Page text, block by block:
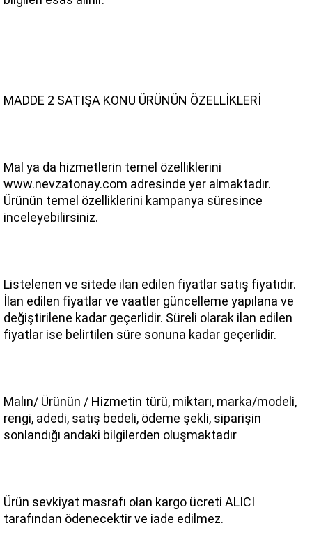
MADDE 2 SATIŞA KONU ÜRÜNÜN ÖZELLİKLERİ
Mal ya da hizmetlerin temel özelliklerini
www.nevzatonay.com adresinde yer almaktadır.
Ürünün temel özelliklerini kampanya süresince
inceleyebilirsiniz.
Listelenen ve sitede ilan edilen fiyatlar satış fiyatıdır.
İlan edilen fiyatlar ve vaatler güncelleme yapılana ve
değiştirilene kadar geçerlidir. Süreli olarak ilan edilen
fiyatlar ise belirtilen süre sonuna kadar geçerlidir.
Malın/ Ürünün / Hizmetin türü, miktarı, marka/modeli,
rengi, adedi, satış bedeli, ödeme şekli, siparişin
sonlandığı andaki bilgilerden oluşmaktadır
Ürün sevkiyat masrafı olan kargo ücreti ALICI
tarafından ödenecektir ve iade edilmez.